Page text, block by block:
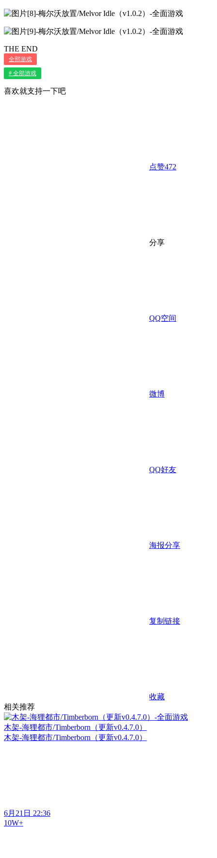
THE END
全部游戏
# 全部游戏
喜欢就支持一下吧
点赞472
分享
QQ空间
微博
QQ好友
海报分享
复制链接
收藏
相关推荐
木架-海狸都市/Timberborn（更新v0.4.7.0）
木架-海狸都市/Timberborn（更新v0.4.7.0）
6月21日 22:36
10W+